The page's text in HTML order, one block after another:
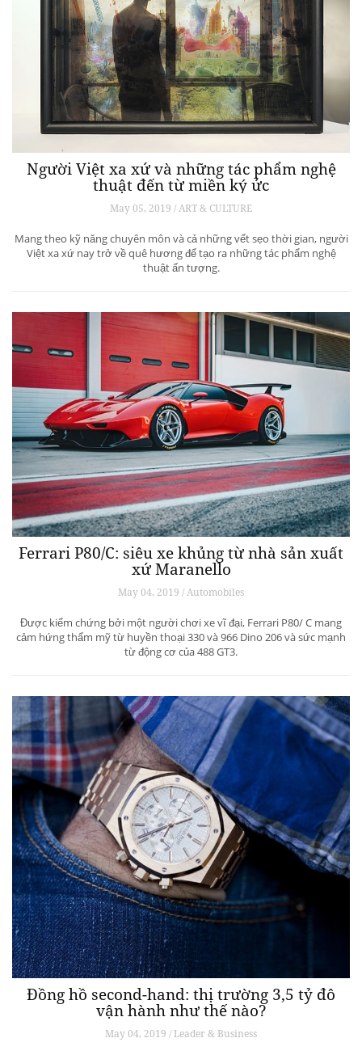
Người Việt xa xứ và những tác phẩm nghệ
thuật đến từ miền ký ức
May 05, 2019 / ART & CULTURE
Mang theo kỹ năng chuyên môn và cả những vết sẹo thời gian, người
Việt xa xứ nay trở về quê hương để tạo ra những tác phẩm nghệ
thuật ấn tượng.
Ferrari P80/C: siêu xe khủng từ ​​nhà sản xuất
xứ Maranello
May 04, 2019 / Automobiles
Được kiểm chứng bởi một người chơi xe vĩ đại, Ferrari P80/ C mang
cảm hứng thẩm mỹ từ huyền thoại 330 và 966 Dino 206 và sức mạnh
từ động cơ của 488 GT3.
Đồng hồ second-hand: thị trường 3,5 tỷ đô
vận hành như thế nào?
May 04, 2019 / Leader & Business